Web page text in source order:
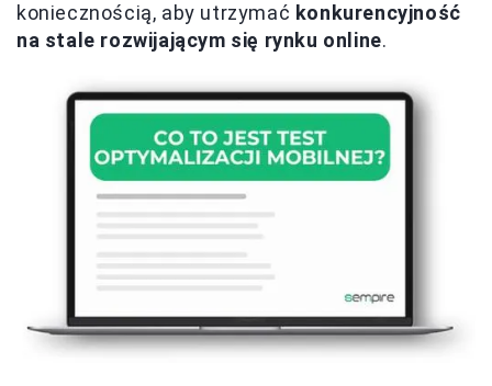
koniecznością, aby utrzymać konkurencyjność
na stale rozwijającym się rynku online.